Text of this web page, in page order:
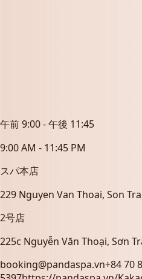
午前 9:00 - 午後 11:45
9:00 AM - 11:45 PM
スパ本店
229 Nguyen Van Thoai, Son
2号店
225c Nguyễn Văn Thoại, Sơn
booking@pandaspa.vn+84 70